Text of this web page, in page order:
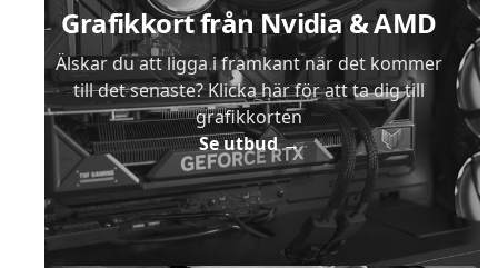
Grafikkort från Nvidia & AMD
Älskar du att ligga i framkant när det kommer
till det senaste? Klicka här för att ta dig till
grafikkorten
Se utbud→